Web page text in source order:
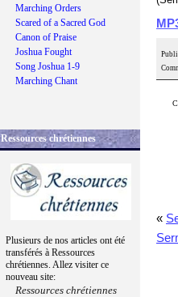
Marching Orders
Scared of a Sacred God
Canon of Praise
Joshua Fought
Song Joshua 1-9
Marching Chant
Ressources chrétiennes
Plusieurs de nos articles ont été
transférés à Ressources
chrétiennes. Allez visiter ce
nouveau site:
Ressources chrétiennes
«